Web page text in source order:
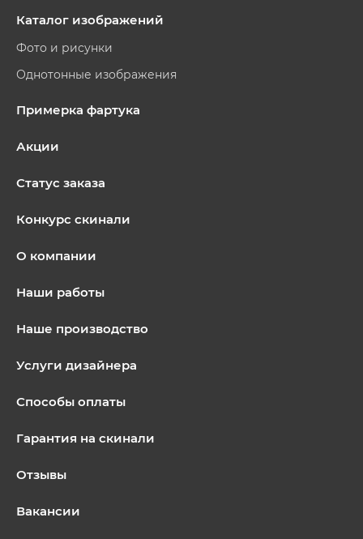
Каталог изображений
Фото и рисунки
Однотонные изображения
Примерка фартука
Акции
Статус заказа
Конкурс скинали
О компании
Наши работы
Наше производство
Услуги дизайнера
Способы оплаты
Гарантия на скинали
Отзывы
Вакансии